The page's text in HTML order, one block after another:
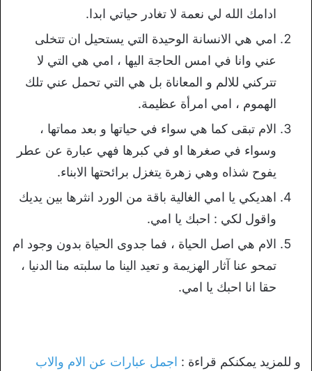
ادامك الله لي نعمة لا تغادر حياتي ابدا.
امي هي الانسانة الوحيدة التي يستحيل ان تتخلى
عني وانا في امس الحاجة اليها ، امي هي التي لا
تتركني للالم و المعاناة بل هي التي تحمل عني تلك
الهموم ، امي امرأة عظيمة.
الام تبقى كما هي سواء في حياتها و بعد مماتها ،
وسواء في صغرها او في كبرها فهي عبارة عن عطر
يفوح شذاه وهي زهرة يتغزل برائحتها الابناء.
اهديكي يا امي الغالية باقة من الورد انثرها بين يديك
واقول لكي : احبك يا امي.
الام هي اصل الحياة ، فما جدوى الحياة بدون وجود ام
تمحو عنا آثار الهزيمة و تعيد الينا ما سلبته منا الدنيا ،
حقا انا احبك يا امي.
و للمزيد يمكنكم قراءة : اجمل عبارات عن الام والاب